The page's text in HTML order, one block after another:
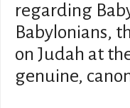
regarding
Babylonians,
on Judah at
genuine,